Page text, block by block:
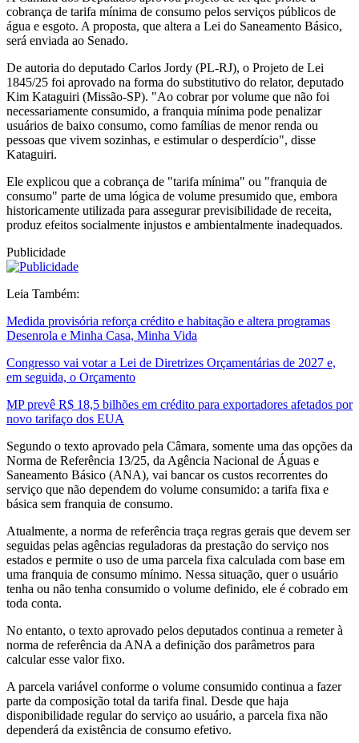
cobrança de tarifa mínima de consumo pelos serviços públicos de
água e esgoto. A proposta, que altera a Lei do Saneamento Básico,
será enviada ao Senado.
De autoria do deputado Carlos Jordy (PL-RJ), o Projeto de Lei
1845/25 foi aprovado na forma do substitutivo do relator, deputado
Kim Kataguiri (Missão-SP). "Ao cobrar por volume que não foi
necessariamente consumido, a franquia mínima pode penalizar
usuários de baixo consumo, como famílias de menor renda ou
pessoas que vivem sozinhas, e estimular o desperdício", disse
Kataguiri.
Ele explicou que a cobrança de "tarifa mínima" ou "franquia de
consumo" parte de uma lógica de volume presumido que, embora
historicamente utilizada para assegurar previsibilidade de receita,
produz efeitos socialmente injustos e ambientalmente inadequados.
Publicidade
Leia Também:
Medida provisória reforça crédito e habitação e altera programas
Desenrola e Minha Casa, Minha Vida
Congresso vai votar a Lei de Diretrizes Orçamentárias de 2027 e,
em seguida, o Orçamento
MP prevê R$ 18,5 bilhões em crédito para exportadores afetados por
novo tarifaço dos EUA
Segundo o texto aprovado pela Câmara, somente uma das opções da
Norma de Referência 13/25, da Agência Nacional de Águas e
Saneamento Básico (ANA), vai bancar os custos recorrentes do
serviço que não dependem do volume consumido: a tarifa fixa e
básica sem franquia de consumo.
Atualmente, a norma de referência traça regras gerais que devem ser
seguidas pelas agências reguladoras da prestação do serviço nos
estados e permite o uso de uma parcela fixa calculada com base em
uma franquia de consumo mínimo. Nessa situação, quer o usuário
tenha ou não tenha consumido o volume definido, ele é cobrado em
toda conta.
No entanto, o texto aprovado pelos deputados continua a remeter à
norma de referência da ANA a definição dos parâmetros para
calcular esse valor fixo.
A parcela variável conforme o volume consumido continua a fazer
parte da composição total da tarifa final. Desde que haja
disponibilidade regular do serviço ao usuário, a parcela fixa não
dependerá da existência de consumo efetivo.